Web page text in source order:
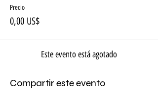
Precio
0,00 US$
Este evento está agotado
Compartir este evento